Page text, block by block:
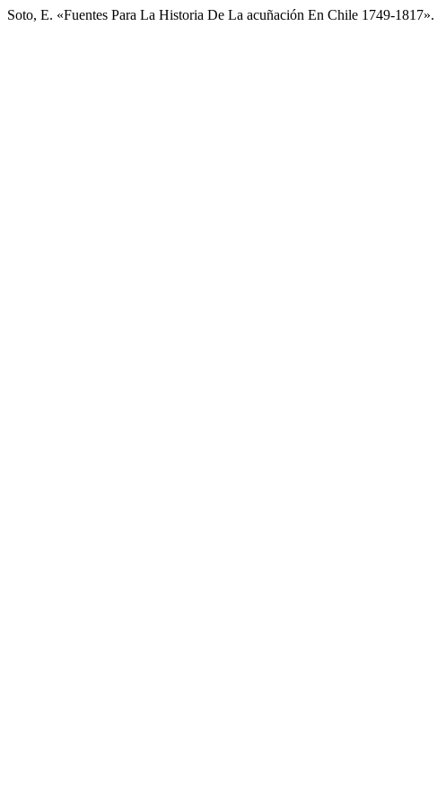
Soto, E. «Fuentes Para La Historia De La acuñación En Chile 1749-1817».